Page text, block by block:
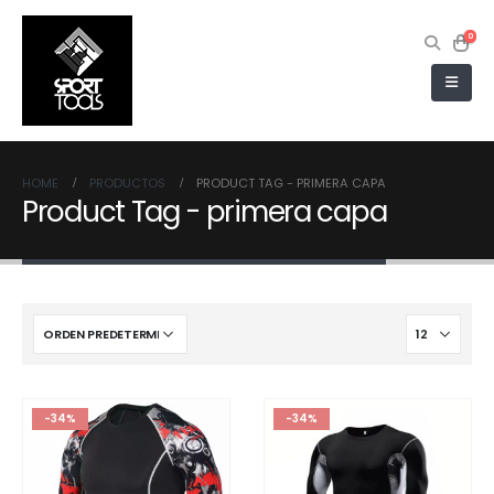
0
HOME PRODUCTOS PRODUCT TAG - PRIMERA CAPA
Product Tag - primera capa
-34% -34%